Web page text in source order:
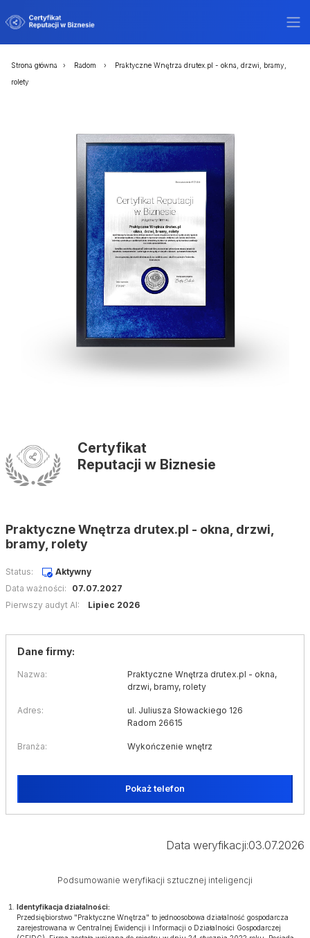
Strona główna Radom
Praktyczne Wnętrza drutex.pl - okna, drzwi, bramy,
rolety
Certyfikat
Reputacji w Biznesie
Praktyczne Wnętrza drutex.pl - okna, drzwi,
bramy, rolety
Status:
Aktywny
Data ważności:
07.07.2027
Pierwszy audyt AI:
Lipiec 2026
Dane firmy:
Nazwa:
Praktyczne Wnętrza drutex.pl - okna,
drzwi, bramy, rolety
Adres:
ul. Juliusza Słowackiego 126
Radom 26615
Branża: Wykończenie wnętrz
Pokaż telefon
Data weryfikacji:03.07.2026
Podsumowanie weryfikacji sztucznej inteligencji
Identyfikacja działalności:
Przedsiębiorstwo "Praktyczne Wnętrza" to jednoosobowa działalność gospodarcza
zarejestrowana w Centralnej Ewidencji i Informacji o Działalności Gospodarczej